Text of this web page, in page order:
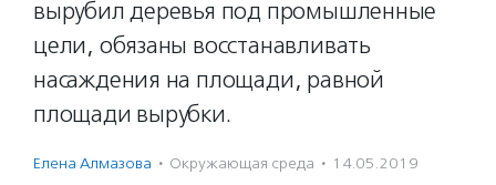
вырубил деревья под промышленные
цели, обязаны восстанавливать
насаждения на площади, равной
площади вырубки.
Елена Алмазова · Окружающая среда · 14.05.2019